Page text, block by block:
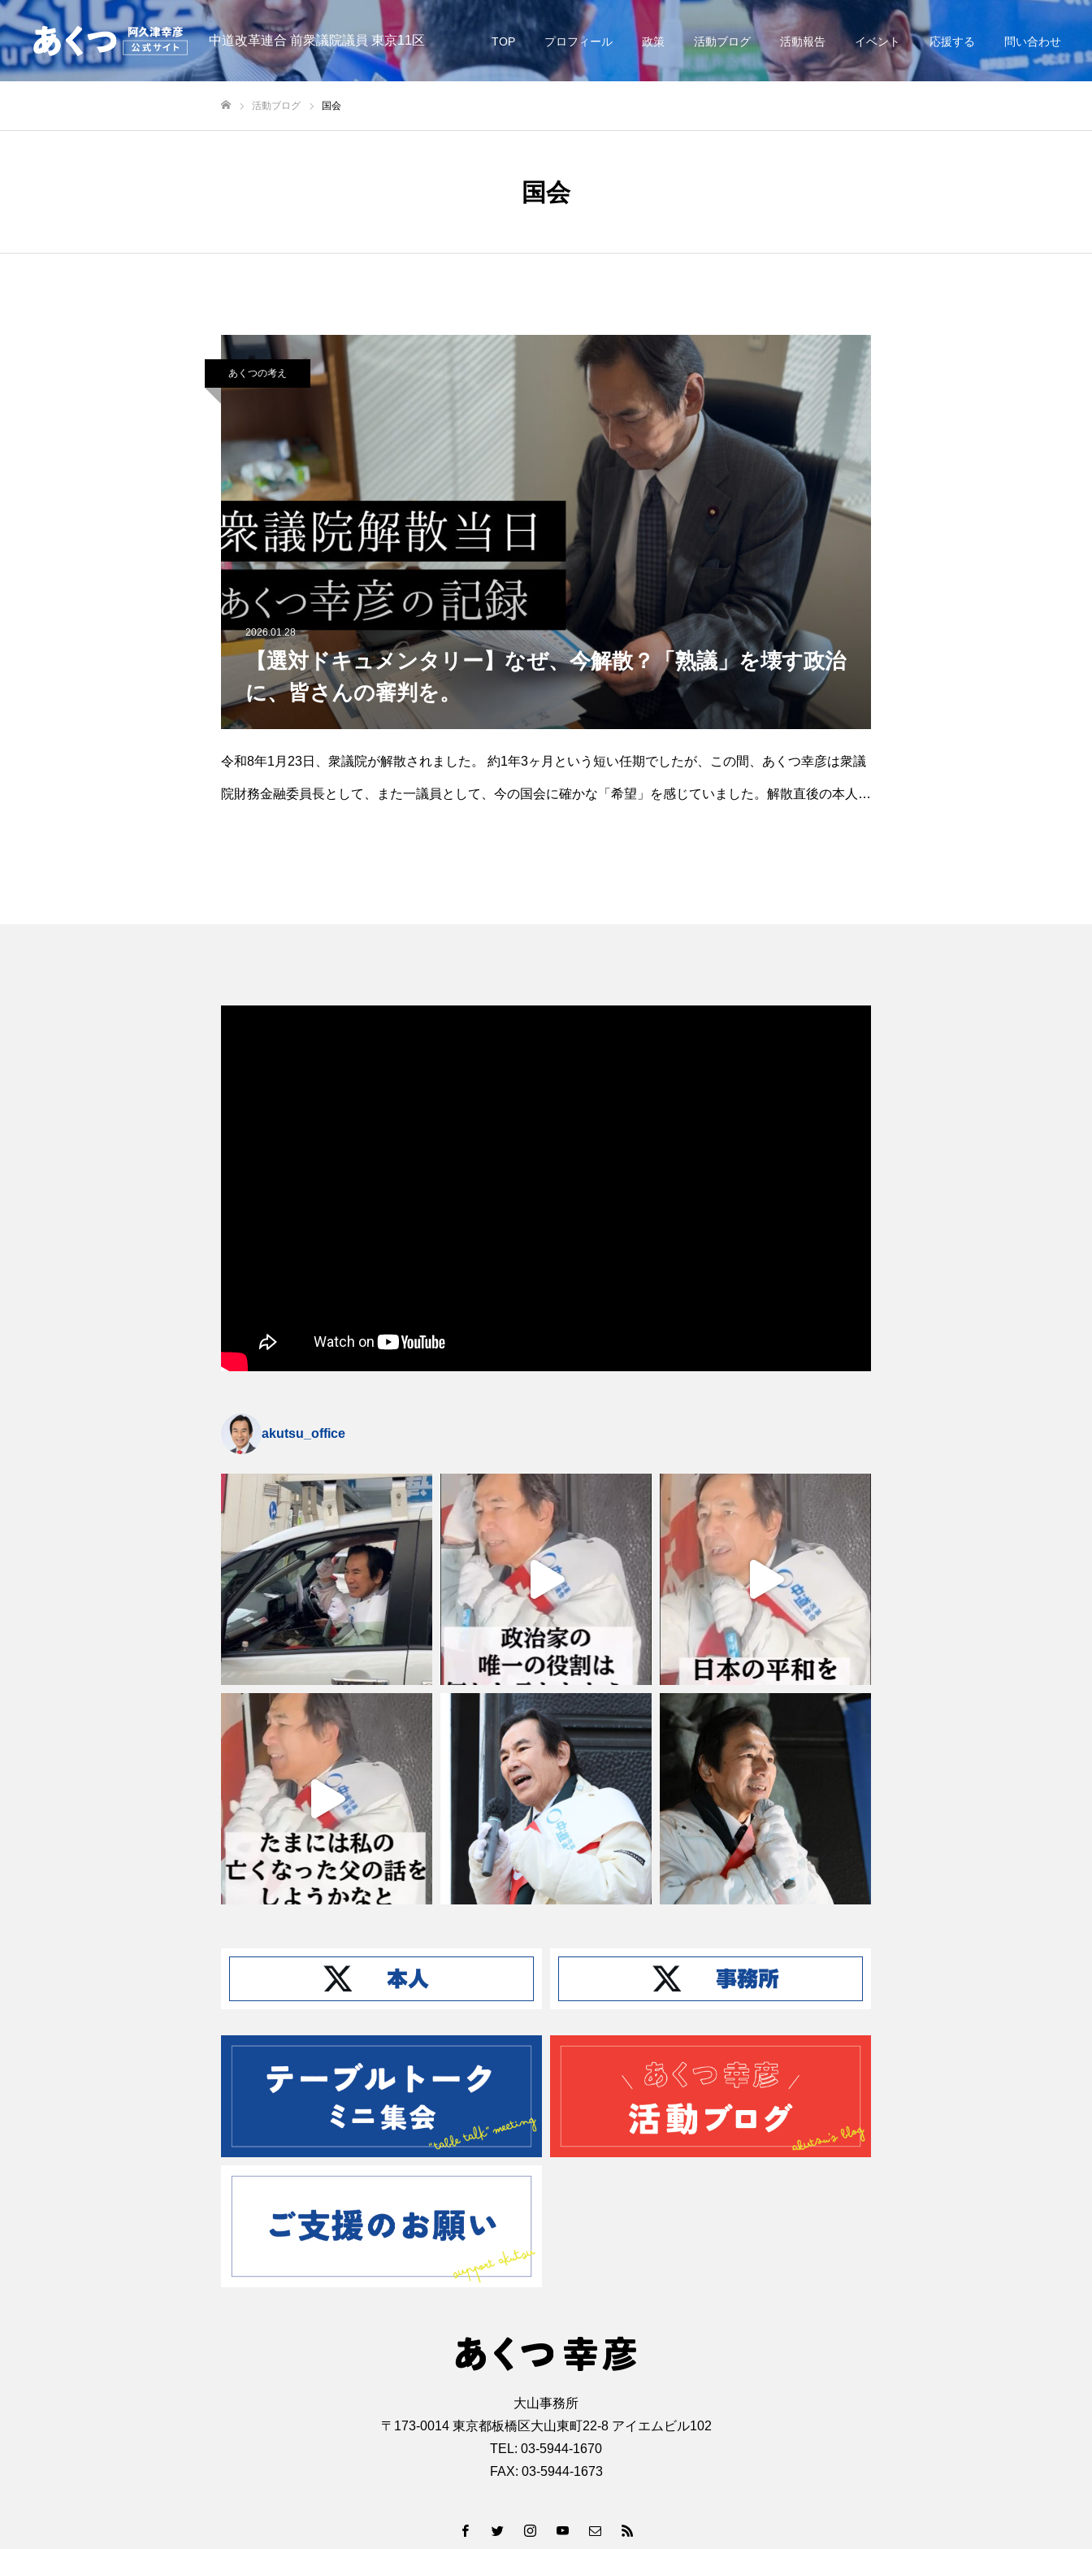
中道改革連合 前衆議院議員 東京11区 TOP プロフィール 政策 活動ブログ 活動報告 イベント 応援する 問い合わせ
活動ブログ 国会
国会
あくつの考え
2026.01.28
【選対ドキュメンタリー】なぜ、今解散？「熟議」を壊す政治
に、皆さんの審判を。
令和8年1月23日、衆議院が解散されました。 約1年3ヶ月という短い任期でしたが、この間、あくつ幸彦は衆議
院財務金融委員長として、また一議員として、今の国会に確かな「希望」を感じていました。解散直後の本人の
akutsu_office
Instagramでフォローする
大山事務所
〒173-0014 東京都板橋区大山東町22-8 アイエムビル102
TEL: 03-5944-1670
FAX: 03-5944-1673